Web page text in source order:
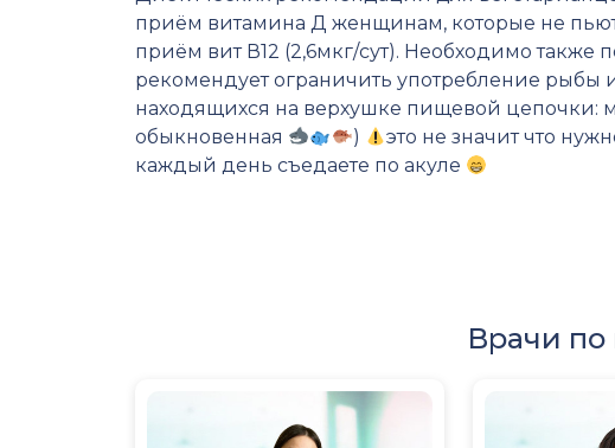
приём витамина Д женщинам, которые не
приём вит В12 (2,6мкг/сут). Необходимо также
рекомендует ограничить употребление рыбы
находящихся на верхушке пищевой цепочки:
обыкновенная
)
это не значит что
каждый день съедаете по акуле
Врачи